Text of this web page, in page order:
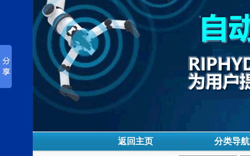
返回主页 分类导航